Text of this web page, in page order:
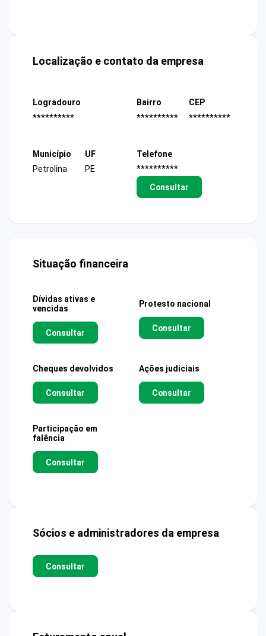
Localização e contato da empresa
Logradouro
**********
Bairro
**********
CEP
**********
Município
Petrolina
UF
PE
Telefone
**********
Consultar
Situação financeira
Dívidas ativas e
vencidas
Consultar
Protesto nacional
Consultar
Cheques devolvidos
Consultar
Ações judiciais
Consultar
Participação em
falência
Consultar
Sócios e administradores da empresa
Consultar